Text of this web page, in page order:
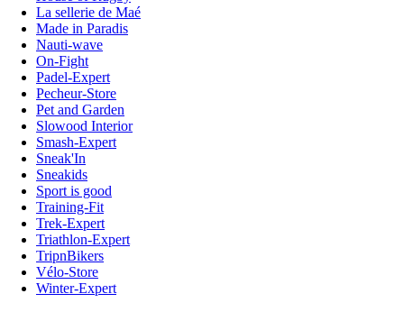
La sellerie de Maé
Made in Paradis
Nauti-wave
On-Fight
Padel-Expert
Pecheur-Store
Pet and Garden
Slowood Interior
Smash-Expert
Sneak'In
Sneakids
Sport is good
Training-Fit
Trek-Expert
Triathlon-Expert
TripnBikers
Vélo-Store
Winter-Expert